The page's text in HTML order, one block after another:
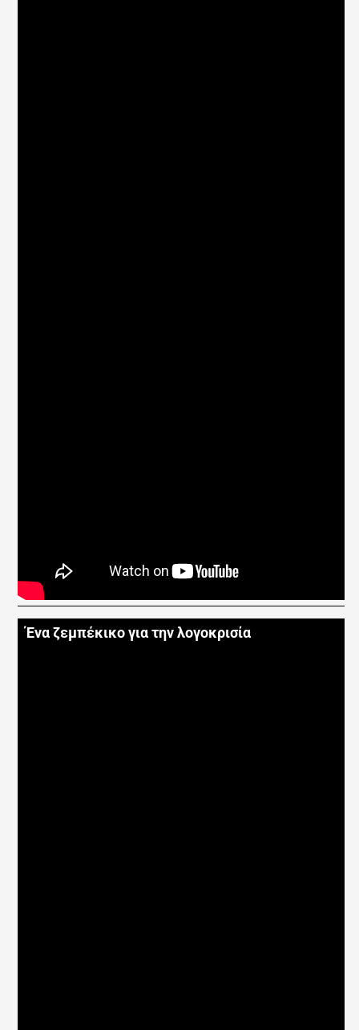
Ένα ζεμπέκικο για την λογοκρισία